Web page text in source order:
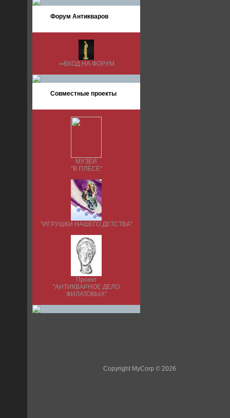
Форум Антикваров
⇒ВХОД НА ФОРУМ
Совместные проекты
МУЗЕЙ
"В ПЛЁСЕ"
"ИГРУШКИ НАШЕГО ДЕТСТВА"
Проект
"АНТИКВАРНОЕ ДЕЛО
ФИЛАТОВЫХ"
Copyright MyCorp © 2026